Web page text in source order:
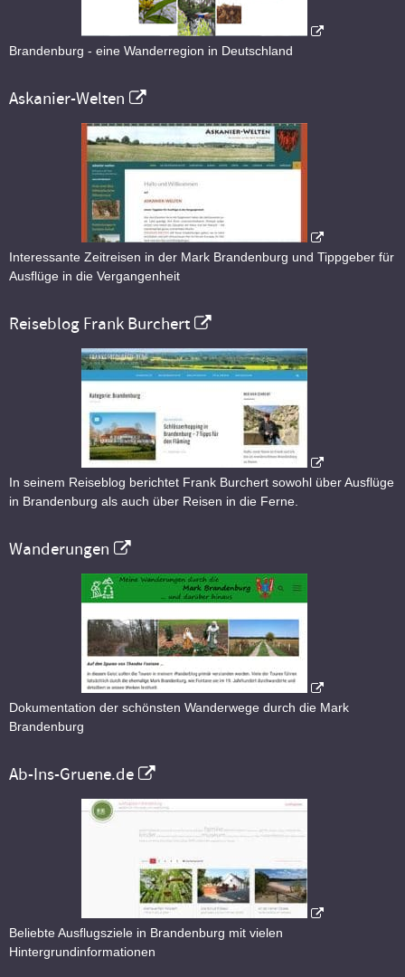
Brandenburg - eine Wanderregion in Deutschland
Askanier-Welten
Interessante Zeitreisen in der Mark Brandenburg und Tippgeber für
Ausflüge in die Vergangenheit
Reiseblog Frank Burchert
In seinem Reiseblog berichtet Frank Burchert sowohl über Ausflüge
in Brandenburg als auch über Reisen in die Ferne.
Wanderungen
Dokumentation der schönsten Wanderwege durch die Mark
Brandenburg
Ab-Ins-Gruene.de
Beliebte Ausflugsziele in Brandenburg mit vielen
Hintergrundinformationen